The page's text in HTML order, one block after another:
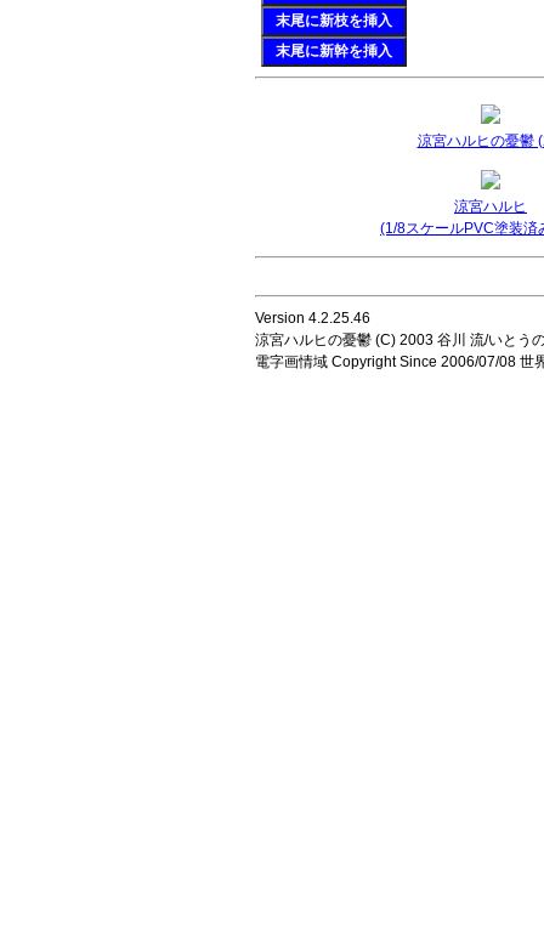
末尾に新枝を挿入
末尾に新幹を挿入
涼宮ハルヒの憂鬱
涼宮ハルヒ
(1/8スケールPVC塗装済
Version 4.2.25.46
涼宮ハルヒの憂鬱 (C) 2003 谷川 流/いとう
電字画情域 Copyright Since 2006/07/08 世